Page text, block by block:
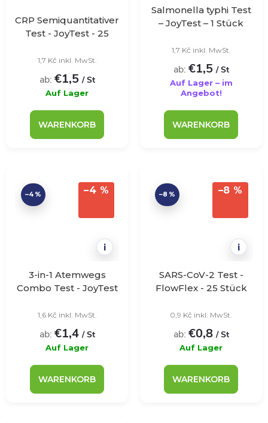
CRP Semiquantitativer
Test - JoyTest - 25
1,7 Kč inkl. MwSt.
ab: €1,5 / St
Auf Lager
WARENKORB
Salmonella typhi Test
– JoyTest – 1 Stück
1,7 Kč inkl. MwSt.
ab: €1,5 / St
Auf Lager – im
Angebot!
WARENKORB
–4 %
i
–4 %
3-in-1 Atemwegs
Combo Test - JoyTest
1,6 Kč inkl. MwSt.
ab: €1,4 / St
Auf Lager
WARENKORB
–8 %
i
–8 %
SARS-CoV-2 Test -
FlowFlex - 25 Stück
0,9 Kč inkl. MwSt.
ab: €0,8 / St
Auf Lager
WARENKORB